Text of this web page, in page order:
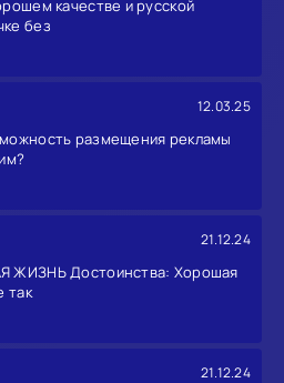
качестве и русской
без
12.03.25
размещения рекламы
21.12.24
ЖИЗНЬ Достоинства: Хорошая
так
21.12.24